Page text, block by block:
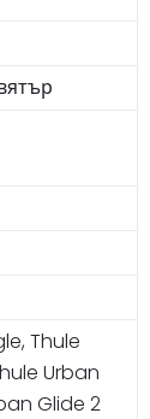
Thule
Urban
Glide 2